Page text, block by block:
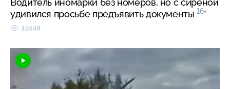
Водитель иномарки без номеров, но с сиреной
удивился просьбе предъявить документы 16+
32449